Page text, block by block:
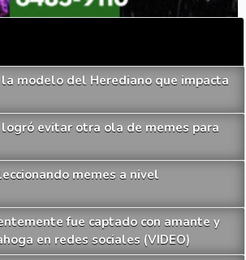
modelo del Herediano que impacta
logró evitar otra ola de memes para
memes a nivel
fue captado con amante y
en redes sociales (VIDEO)